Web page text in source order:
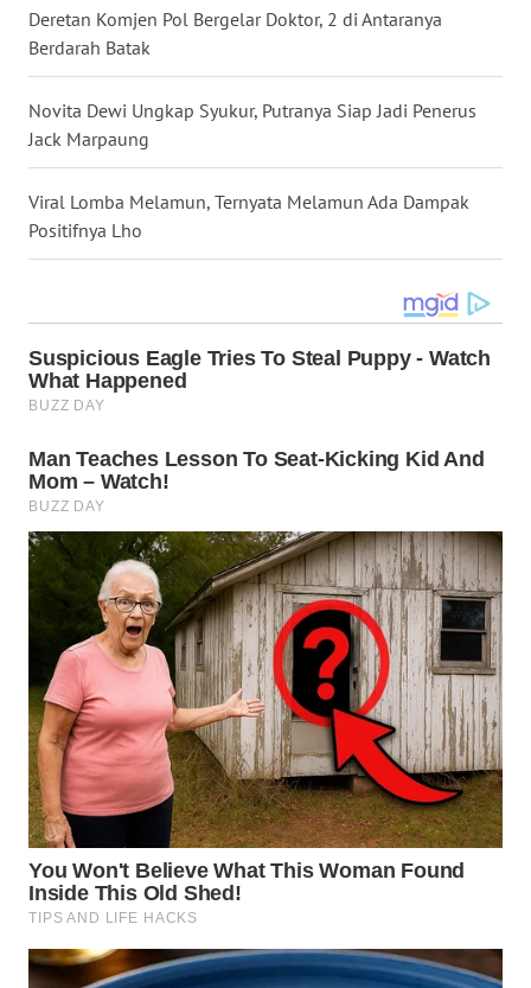
Deretan Komjen Pol Bergelar Doktor, 2 di Antaranya
Berdarah Batak
Novita Dewi Ungkap Syukur, Putranya Siap Jadi Penerus
Jack Marpaung
Viral Lomba Melamun, Ternyata Melamun Ada Dampak
Positifnya Lho
WN
DAIRI
WN
DANAU
TOBA
WN
WN
SELATAN
WN
TANJUNG
LESUNG
WN
KARO
WN
SIMALUNGUN
WN
LABUHANBATU
WN
TAPANULI